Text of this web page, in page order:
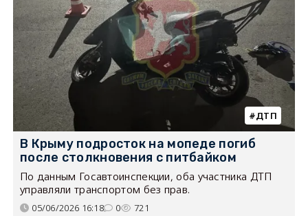
ДТП
В Крыму подросток на мопеде погиб
после столкновения с питбайком
По данным Госавтоинспекции, оба участника ДТП
управляли транспортом без прав.
05/06/2026 16:18 0 721